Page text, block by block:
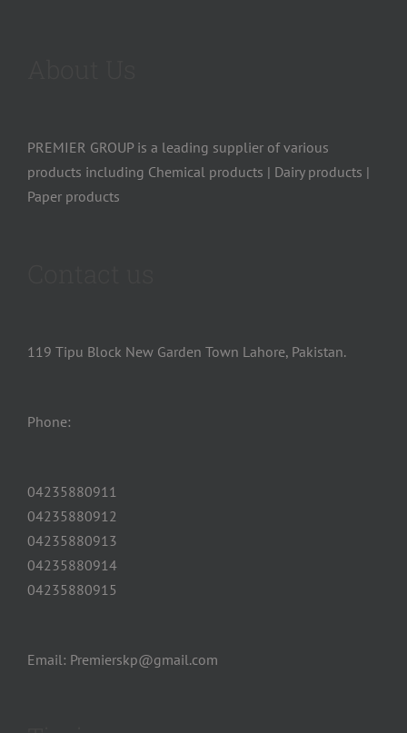
PREMIER GROUP is a leading supplier of various
products including Chemical products | Dairy products |
Paper products
119 Tipu Block New Garden Town Lahore, Pakistan.
Phone:
04235880911
04235880912
04235880913
04235880914
04235880915
Email: Premierskp@gmail.com